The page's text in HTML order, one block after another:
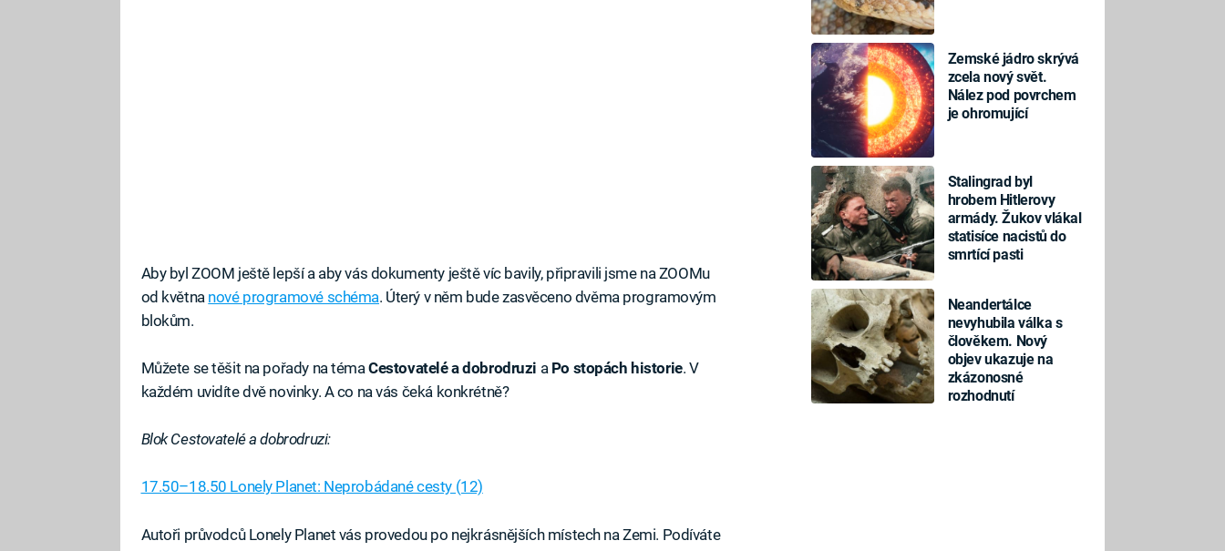
Zemské jádro skrývá
zcela nový svět.
Nález pod povrchem
je ohromující
Stalingrad byl
hrobem Hitlerovy
armády. Žukov vlákal
statisíce nacistů do
smrtící pasti
Neandertálce
nevyhubila válka s
člověkem. Nový
objev ukazuje na
zkázonosné
rozhodnutí
Aby byl ZOOM ještě lepší a aby vás dokumenty ještě víc bavily, připravili jsme na ZOOMu
od května nové programové schéma. Úterý v něm bude zasvěceno dvěma programovým
blokům.
Můžete se těšit na pořady na témaCestovatelé a dobrodruzi a Po stopách historie. V
každém uvidíte dvě novinky. A co na vás čeká konkrétně?
Blok Cestovatelé a dobrodruzi:
17.50–18.50 Lonely Planet: Neprobádané cesty (12)
Autoři průvodců Lonely Planet vás provedou po nejkrásnějších místech na Zemi. Podíváte